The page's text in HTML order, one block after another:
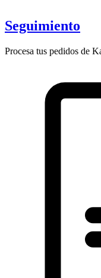
Seguimiento
Procesa tus pedidos de